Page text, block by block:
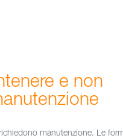
e non
manutenzione. Le